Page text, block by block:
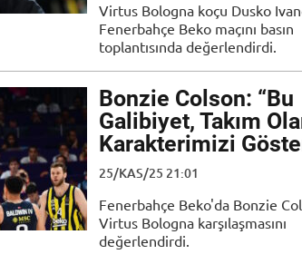
Virtus Bologna koçu Dusko
Fenerbahçe Beko maçını basın
toplantısında değerlendirdi.
Bonzie Colson: “Bu
Galibiyet, Takım
Karakterimizi
25/KAS/25 21:01
Fenerbahçe Beko'da Bonzie
Virtus Bologna karşılaşmasını
değerlendirdi.